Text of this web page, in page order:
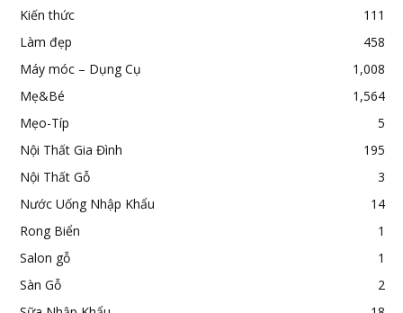
Kiến thức
111
Làm đẹp
458
Máy móc – Dụng Cụ
1,008
Mẹ&Bé
1,564
Mẹo-Típ
5
Nội Thất Gia Đình
195
Nội Thất Gỗ
3
Nước Uống Nhập Khẩu
14
Rong Biển
1
Salon gỗ
1
Sàn Gỗ
2